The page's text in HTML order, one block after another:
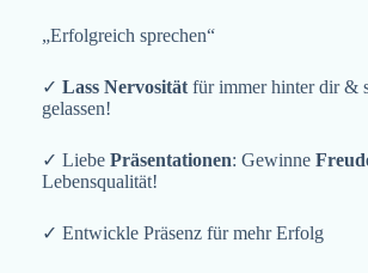
„Erfolgreich sprechen“
✓ Lass Nervositätfür immer hinter dir &
gelassen!
✓ Liebe Präsentationen: Gewinne
Lebensqualität!
✓ Entwickle Präsenz für mehr Erfolg